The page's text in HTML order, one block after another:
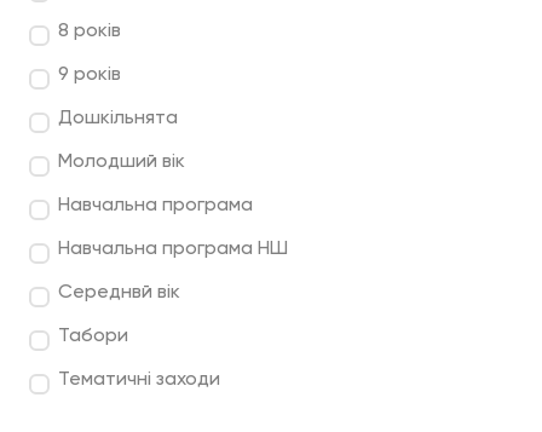
8 років
9 років
Дошкільнята
Молодший вік
Навчальна програма
Навчальна програма НШ
Середнвй вік
Табори
Тематичні заходи